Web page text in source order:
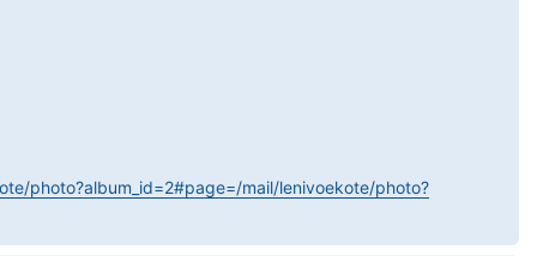
photo?album_id=2#page=/mail/lenivoekote/photo?